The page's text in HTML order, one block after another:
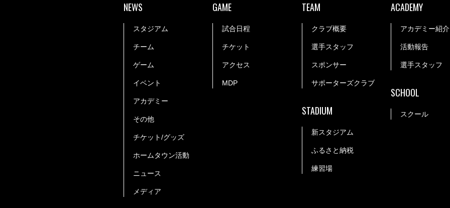
NEWS
スタジアム
チーム
ゲーム
イベント
アカデミー
その他
チケット/グッズ
ホームタウン活動
ニュース
メディア
GAME
試合日程
チケット
アクセス
MDP
TEAM
クラブ概要
選手スタッフ
スポンサー
サポーターズクラブ
STADIUM
新スタジアム
ふるさと納税
練習場
ACADEMY
アカデミー紹介
活動報告
選手スタッフ
SCHOOL
スクール